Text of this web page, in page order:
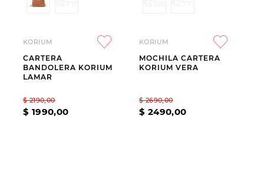
KORIUM
CARTERA
BANDOLERA KORIUM
LAMAR
$ 2190,00
$ 1990,00
KORIUM
MOCHILA CARTERA
KORIUM VERA
$ 2690,00
$ 2490,00